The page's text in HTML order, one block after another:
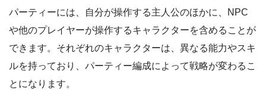
パーティーには、自分が操作する主人公のほかに、NPC
や他のプレイヤーが操作するキャラクターを含めることが
できます。それぞれのキャラクターは、異なる能力やスキ
ルを持っており、パーティー編成によって戦略が変わるこ
とになります。